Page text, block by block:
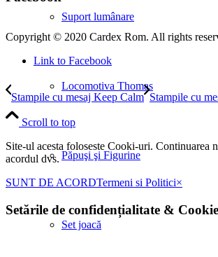
Suport lumânare
Locomotiva Thomas
Păpuşi şi Figurine
Set joacă
Copyright © 2020 Cardex Rom. All rights
Link to Facebook
Stampile cu mesaj Keep Calm Stampile cu
Scroll to top
Site-ul acesta foloseste Cooki-uri. Continuarea
acordul dvs.
SUNT DE ACORDTermeni si Politici×
Setările de confidențialitate &